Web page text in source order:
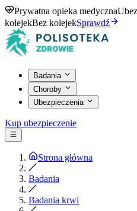
Prywatna opieka medyczna
kolejekBez kolejekSprawdź
Badania
Choroby
Ubezpieczenia
Kup ubezpieczenie
Strona główna
Badania
Badania krwi